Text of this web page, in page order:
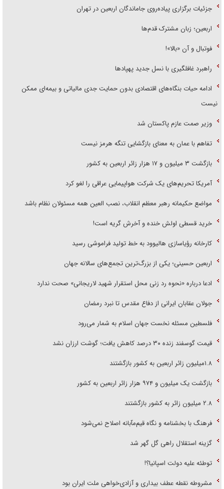
جزئیات برگزاری پیاده‌روی جاماندگان اربعین در تهران
اربعین؛ زبان مشترک قدم‌ها
فوتبال و آن «بالا»!
راهبرد غافلگیری با نسل جدید پهپاد‌ها
ادامه حیات بنگاه‌های اقتصادی بدون حمایت جدی مالیاتی و بیمه‌ای ممکن
نیست
وزیر صمت عازم پاکستان شد
تفاهم با عمان به معنای بازگشایی تنگه هرمز نیست
بازگشت ۳ میلیون و ۱۷ هزار زائر اربعین به کشور
آمریکا تحریم‌های یک شرکت هواپیمایی عراقی را لغو کرد
مواضع حکیمانه رهبر معظم انقلاب، نصب العین همه مسئولان نظام باشد
خرید قسطی اولش خنده و آخرش گریه است!
کارخانه رؤیاسازی هالیوود به خط تولید فراموشی رسید
اربعین حسینی؛ یکی از بزرگ‌ترین تجمع‌های سالانه جهان
ادعا درباره «نحوه رد زنی محل استقرار شهید لاریجانی» صحت ندارد
جولان عقابان ایرانی از دفاع مقدس تا نبرد رمضان
فلسطین مسئله نخست جهان اسلام به شمار می‌رود
قیمت گوسفند زنده ۳۰ درصد کاهش یافت؛ گوشت ارزان نشد
۱.۸میلیون زائر اربعین به کشور بازگشتند
بازگشت یک میلیون و ۹۷۴ هزار زائر اربعین به کشور
۲.۸ میلیون زائر به کشور بازگشتند
فرهنگ با بخشنامه و نگاه قیم‌مآبانه اصلاح نمی‌شود
گزینه استقلال راهی گل گهر شد
توطئه علیه دولت اسپانیا؟!
مشروطه نقطه عطف بیداری و آزادی‌خواهی ملت ایران بود